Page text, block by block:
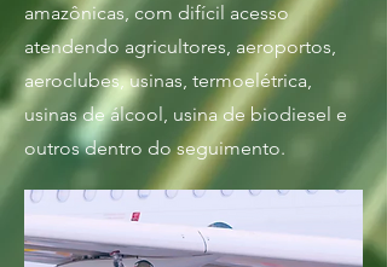
amazônicas, com difícil acesso
atendendo agricultores, aeroportos,
aeroclubes, usinas, termoelétrica,
usinas de álcool, usina de biodiesel e
outros dentro do seguimento.